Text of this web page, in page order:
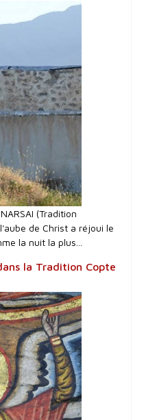
(Tradition
de Christ a réjoui le
la nuit la plus...
la Tradition Copte